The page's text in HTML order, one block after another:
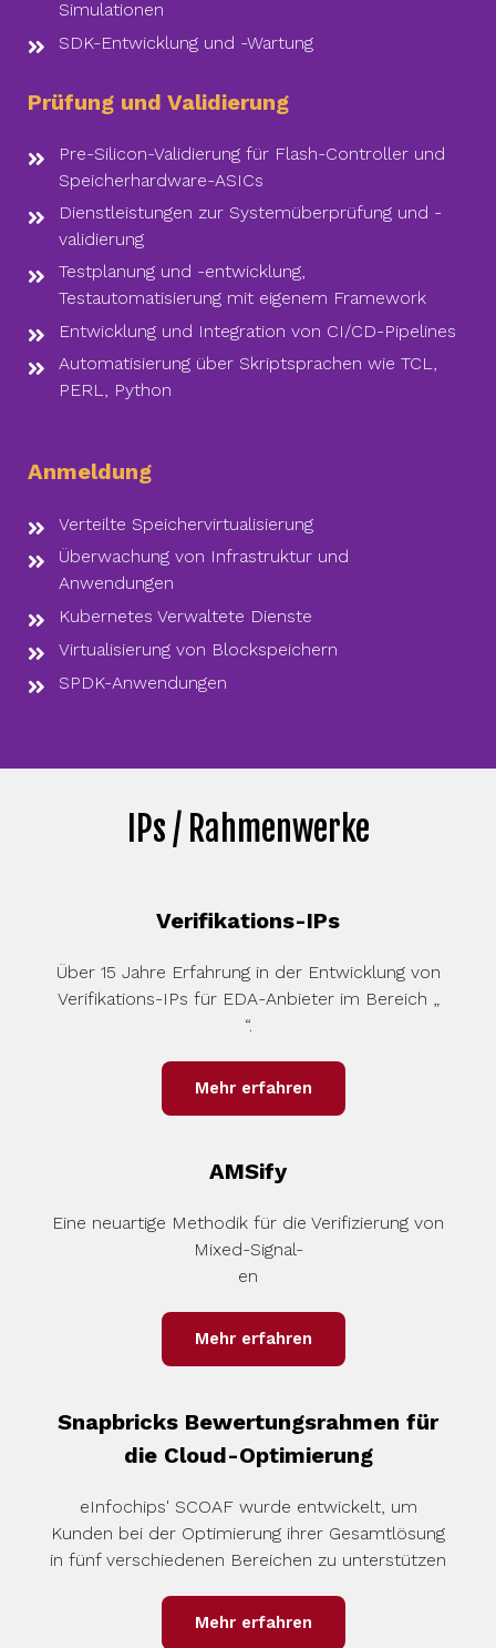
Simulationen
SDK-Entwicklung und -Wartung
Prüfung und Validierung
Pre-Silicon-Validierung für Flash-Controller und
Speicherhardware-ASICs
Dienstleistungen zur Systemüberprüfung und -
validierung
Testplanung und -entwicklung,
Testautomatisierung mit eigenem Framework
Entwicklung und Integration von CI/CD-Pipelines
Automatisierung über Skriptsprachen wie TCL,
PERL, Python
Anmeldung
Verteilte Speichervirtualisierung
Überwachung von Infrastruktur und
Anwendungen
Kubernetes Verwaltete Dienste
Virtualisierung von Blockspeichern
SPDK-Anwendungen
IPs / Rahmenwerke
Verifikations-IPs
Über 15 Jahre Erfahrung in der Entwicklung von
Verifikations-IPs für EDA-Anbieter im Bereich „
“.
Mehr erfahren
AMSify
Eine neuartige Methodik für die Verifizierung von
Mixed-Signal-
en
Mehr erfahren
Snapbricks Bewertungsrahmen für
die Cloud-Optimierung
eInfochips' SCOAF wurde entwickelt, um
Kunden bei der Optimierung ihrer Gesamtlösung
in fünf verschiedenen Bereichen zu unterstützen
Mehr erfahren